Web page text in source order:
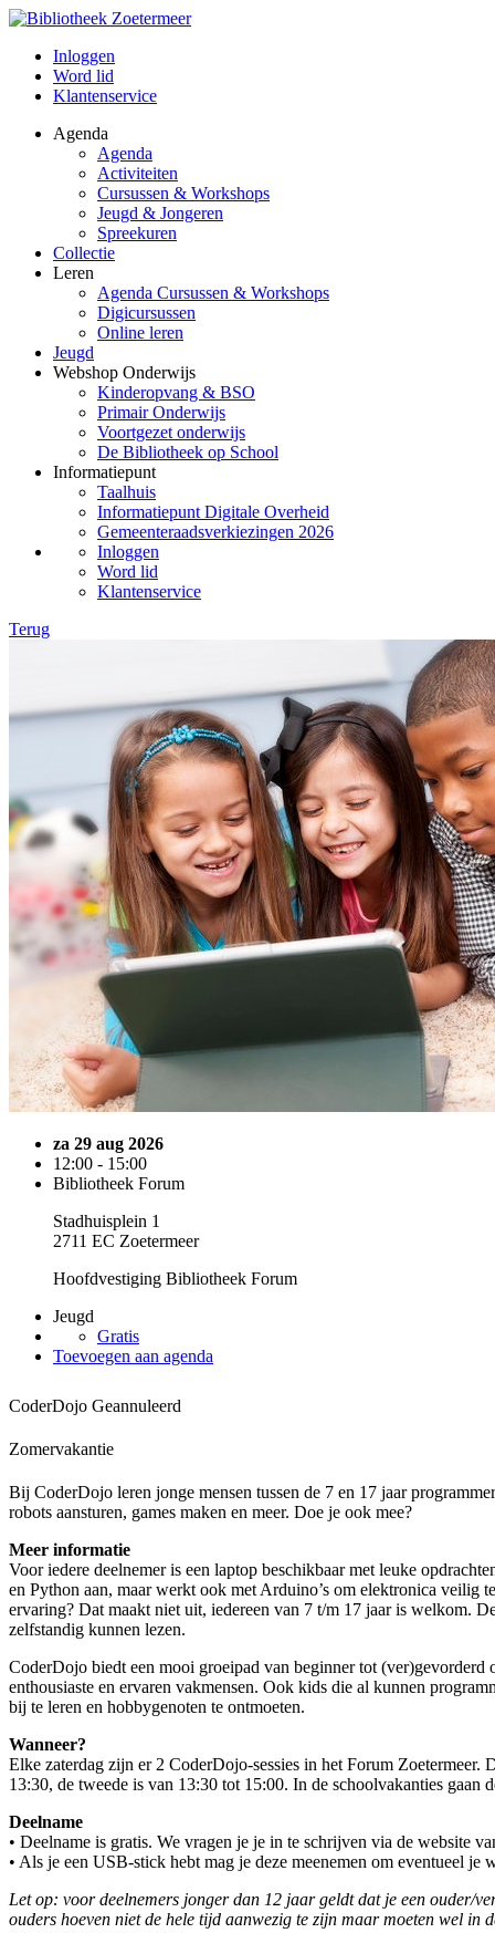
Inloggen
Word lid
Klantenservice
Agenda
Agenda
Activiteiten
Cursussen & Workshops
Jeugd & Jongeren
Spreekuren
Collectie
Leren
Agenda Cursussen & Workshops
Digicursussen
Online leren
Jeugd
Webshop Onderwijs
Kinderopvang & BSO
Primair Onderwijs
Voortgezet onderwijs
De Bibliotheek op School
Informatiepunt
Taalhuis
Informatiepunt Digitale Overheid
Gemeenteraadsverkiezingen 2026
Inloggen
Word lid
Klantenservice
Terug
za 29 aug 2026
12:00 - 15:00
Bibliotheek Forum
Stadhuisplein 1
2711 EC Zoetermeer
Hoofdvestiging Bibliotheek Forum
Jeugd
Gratis
Toevoegen aan agenda
CoderDojo Geannuleerd
Zomervakantie
Bij CoderDojo leren jonge mensen tussen de 7 en 17 jaar
robots aansturen, games maken en meer. Doe je ook mee?
Meer informatie
Voor iedere deelnemer is een laptop beschikbaar met leuke
en Python aan, maar werkt ook met Arduino’s om elektronica veilig
ervaring? Dat maakt niet uit, iedereen van 7 t/m 17 jaar is welkom.
zelfstandig kunnen lezen.
CoderDojo biedt een mooi groeipad van beginner tot (ver)gevorderd
enthousiaste en ervaren vakmensen. Ook kids die al kunnen
bij te leren en hobbygenoten te ontmoeten.
Wanneer?
Elke zaterdag zijn er 2 CoderDojo-sessies in het Forum Zoetermeer.
13:30, de tweede is van 13:30 tot 15:00. In de schoolvakanties gaan
Deelname
• Deelname is gratis. We vragen je je in te schrijven via de website
• Als je een USB-stick hebt mag je deze meenemen om eventueel je
Let op: voor deelnemers jonger dan 12 jaar geldt dat je een ouder/
ouders hoeven niet de hele tijd aanwezig te zijn maar moeten wel in